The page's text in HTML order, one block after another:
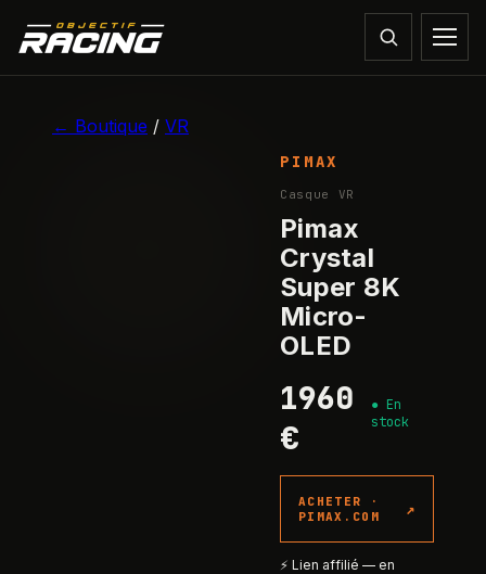
← Boutique / VR
1
PIMAX
Casque VR
Pimax
Crystal
Super 8K
Micro-
OLED
1960
€
● En
stock
ACHETER ·
PIMAX.COM
↗
⚡ Lien affilié — en